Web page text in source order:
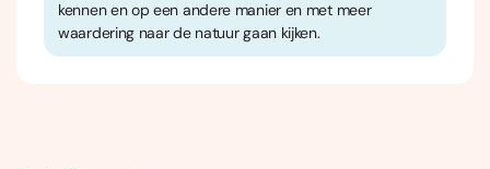
kennen en op een andere manier en met meer
waardering naar de natuur gaan kijken.